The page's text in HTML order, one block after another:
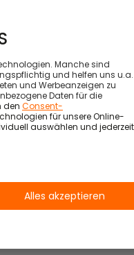
sich als
in der
aus?
an und begleite
anderer Formen von
die
zu